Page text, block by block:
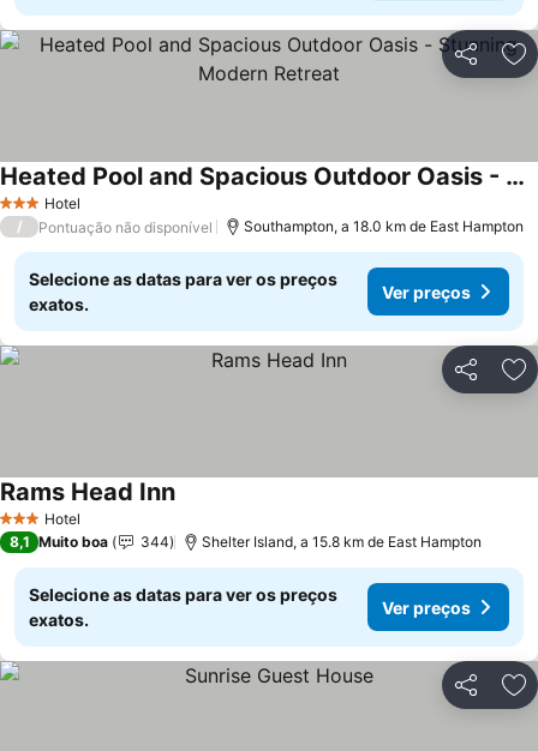
Partilhar
3 EstrelasHotel
Heated Pool and Spacious Outdoor Oasis - Stunning Modern Retreat
/ Pontuação não disponível Southampton, a 18.0 km de East Hampton
Selecione as datas para ver os preços
exatos.
Ver preços
Partilhar
3 EstrelasHotel
Rams Head Inn
8,1 Muito boa 344 Shelter Island, a 15.8 km de East Hampton
Selecione as datas para ver os preços
exatos.
Ver preços
Partilhar